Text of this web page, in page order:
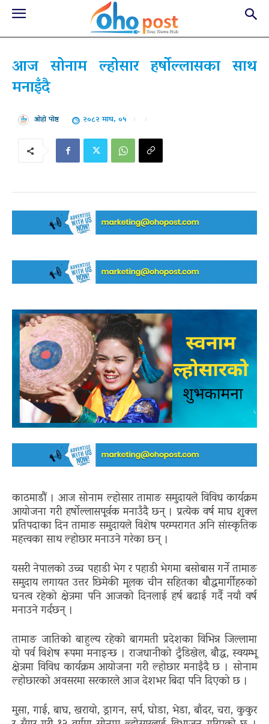
आज सोनाम ल्होसार हर्षोल्लासका साथ
मनाइँदै
ओहो पोष्ट २०८२ माघ, ०५
काठमाडौं । आज सोनाम ल्होसार तामाङ समुदायले विविध कार्यक्रम
आयोजना गरी हर्षोल्लासपूर्वक मनाउँदै छन् । प्रत्येक वर्ष माघ शुक्ल
प्रतिपदाका दिन तामाङ समुदायले विशेष परम्परागत अनि सांस्कृतिक
महत्त्वका साथ ल्होछार मनाउने गरेका छन् ।
यसरी नेपालको उच्च पहाडी भेग र पहाडी भेगमा बसोबास गर्ने तामाङ
समुदाय लगायत उत्तर छिमेकी मूलक चीन सहितका बौद्धमार्गीहरुको
घनत्व रहेको क्षेत्रमा पनि आजको दिनलाई हर्ष बढाई गर्दै नयाँ वर्ष
मनाउने गर्दछन् ।
तामाङ जातिको बाहुल्य रहेको बागमती प्रदेशका विभिन्न जिल्लामा
यो पर्व विशेष रूपमा मनाइन्छ । राजधानीको टुँडिखेल, बौद्ध, स्वयम्भू
क्षेत्रमा विविध कार्यक्रम आयोजना गरी ल्होछार मनाइँदै छ । सोनाम
ल्होछारको अवसरमा सरकारले आज देशभर बिदा पनि दिएको छ ।
मुसा, गाई, बाघ, खरायो, ड्रागन, सर्प, घोडा, भेडा, बाँदर, चरा, कुकुर